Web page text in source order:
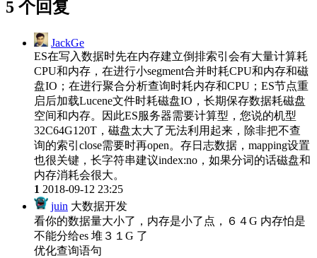
5 个回复
JackGe
ES在写入数据时先在内存建立倒排索引会有大量计算耗
CPU和内存，在进行小segment合并时耗CPU和内存和磁
盘IO；在进行聚合分析查询时耗内存和CPU；ES节点重
启后加载Lucene文件时耗磁盘IO，长期保存数据耗磁盘
空间和内存。因此ES服务器需要计算型，您说的机型
32C64G120T，磁盘太大了无法利用起来，除非把不查
询的索引close需要时再open。存日志数据，mapping设置
也很关键，长字符串建议index:no，如果分词的话磁盘和
内存消耗会很大。
1 2018-09-12 23:25
juin 大数据开发
看你的数据量大小了，内存是小了点，６４G 内存怕是
不能分给es 堆３１G 了
优化查询语句